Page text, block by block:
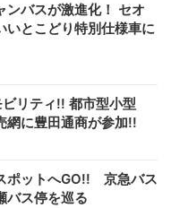
ンバスが激進化！ セオ
いとこどり特別仕様車に
リティ!! 都市型小型
網に豊田通商が参加!!
ポットへGO!! 京急バス
バス停を巡る